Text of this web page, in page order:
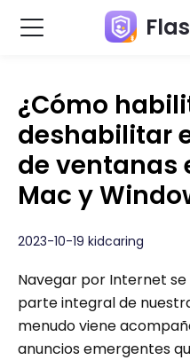
¿Cómo
deshabilitar
de ventanas
Mac y
2023-10-19 kidcaring
Navegar por Internet
parte integral de
menudo viene
anuncios emergentes